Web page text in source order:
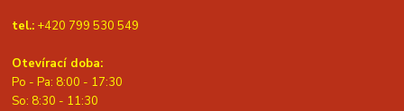
tel.: +420 799 530 549
Otevírací doba:
Po - Pa: 8:00 - 17:30
So: 8:30 - 11:30